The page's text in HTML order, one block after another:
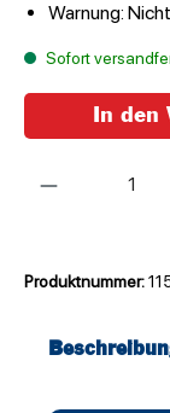
Warnung:
Sofort
In den
Produktnummer: